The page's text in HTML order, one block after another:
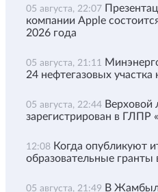
05 августа, 22:07
компании Apple
2026 года
05 августа, 21:11
24 нефтегазовых
05 августа, 22:44 Верховой
зарегистрирован в ГЛПР
12:08 Когда опубликуют
образовательные гранты
05 августа, 21:49 В